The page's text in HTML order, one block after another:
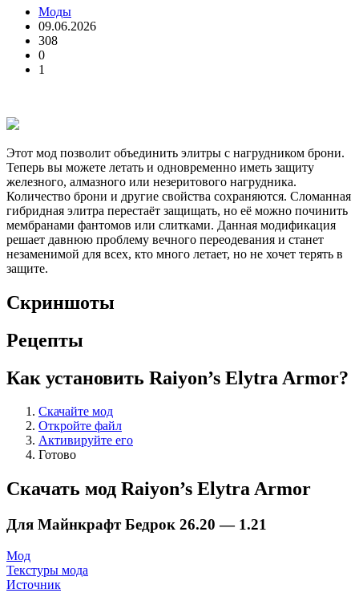
Моды
09.06.2026
308
0
1
Этот мод позволит объединить элитры с нагрудником брони.
Теперь вы можете летать и одновременно иметь защиту
железного, алмазного или незеритового нагрудника.
Количество брони и другие свойства сохраняются. Сломанная
гибридная элитра перестаёт защищать, но её можно починить
мембранами фантомов или слитками. Данная модификация
решает давнюю проблему вечного переодевания и станет
незаменимой для всех, кто много летает, но не хочет терять в
защите.
Скриншоты
Рецепты
Как установить Raiyon’s Elytra Armor?
Скачайте мод
Откройте файл
Активируйте его
Готово
Скачать мод Raiyon’s Elytra Armor
Для Майнкрафт Бедрок 26.20 — 1.21
Мод
Текстуры мода
Источник